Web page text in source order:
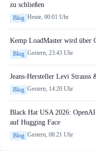
zu schließen
Blog Heute, 00:01 Uhr
Kemp LoadMaster wird über
Blog Gestern, 23:43 Uhr
Jeans-Hersteller Levi Strauss
Blog Gestern, 14:20 Uhr
Black Hat USA 2026:
auf Hugging Face
Blog Gestern, 08:21 Uhr